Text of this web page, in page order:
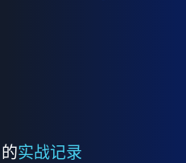
实战记录